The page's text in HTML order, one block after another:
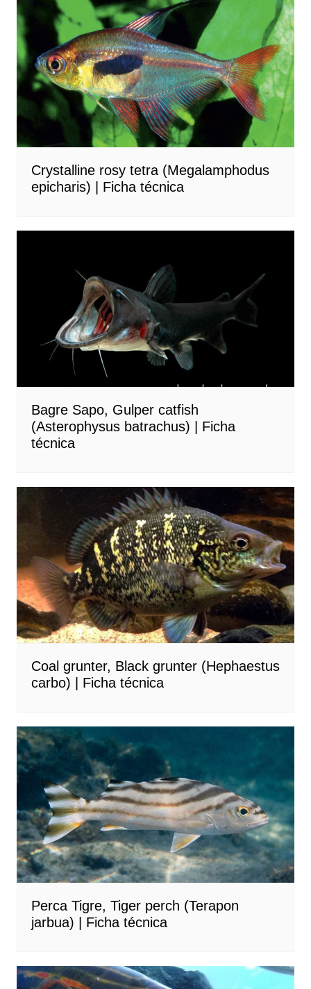
Crystalline rosy tetra (Megalamphodus
epicharis) | Ficha técnica
Bagre Sapo, Gulper catfish
(Asterophysus batrachus) | Ficha
técnica
Coal grunter, Black grunter (Hephaestus
carbo) | Ficha técnica
Perca Tigre, Tiger perch (Terapon
jarbua) | Ficha técnica